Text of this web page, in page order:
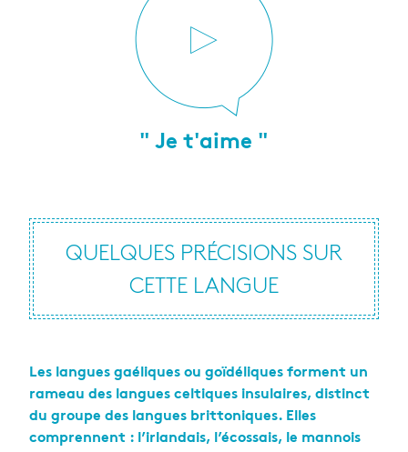
" Je t'aime "
QUELQUES PRÉCISIONS SUR
CETTE LANGUE
Les langues gaéliques ou goïdéliques forment un
rameau des langues celtiques insulaires, distinct
du groupe des langues brittoniques. Elles
comprennent : l’irlandais, l’écossais, le mannois